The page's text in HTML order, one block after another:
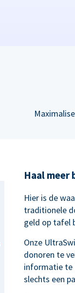
Haal meer
Hier is de
traditionele
geld op tafel
Onze
donoren te
informatie te
slechts een